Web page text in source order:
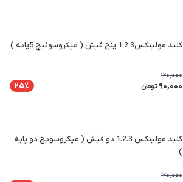
کلید مولینکس1.2.3 پنج فیش ( میکروسوئیچ 5پایه )
120,000
90,000 تومان 25٪
کلید مولینکس 1.2.3 دو فیش ( میکروسویچ دو پایه
)
120,000